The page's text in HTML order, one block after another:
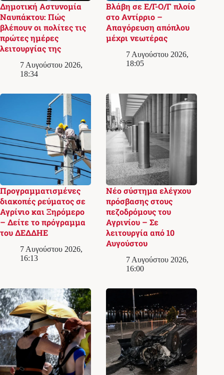
Δημοτική Αστυνομία
Ναυπάκτου: Πώς
βλέπουν οι πολίτες τις
πρώτες ημέρες
λειτουργίας της
7 Αυγούστου 2026,
18:34
Βλάβη σε Ε/Γ-Ο/Γ πλοίο
στο Αντίρριο –
Απαγόρευση απόπλου
μέχρι νεωτέρας
7 Αυγούστου 2026,
18:05
Προγραμματισμένες
διακοπές ρεύματος σε
Αγρίνιο και Ξηρόμερο
– Δείτε το πρόγραμμα
του ΔΕΔΔΗΕ
7 Αυγούστου 2026,
16:13
Νέο σύστημα ελέγχου
πρόσβασης στους
πεζοδρόμους του
Αγρινίου – Σε
λειτουργία από 10
Αυγούστου
7 Αυγούστου 2026,
16:00